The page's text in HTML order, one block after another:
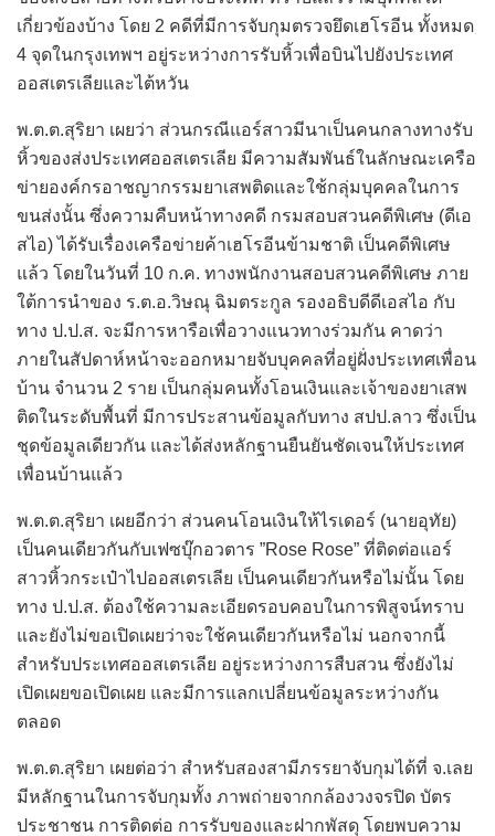
เกี่ยวข้องบ้าง โดย 2 คดีที่มีการจับกุมตรวจยึดเฮโรอีน ทั้งหมด
4 จุดในกรุงเทพฯ อยู่ระหว่างการรับหิ้วเพื่อบินไปยังประเทศ
ออสเตรเลียและไต้หวัน
พ.ต.ต.สุริยา เผยว่า ส่วนกรณีแอร์สาวมีนาเป็นคนกลางทางรับ
หิ้วของส่งประเทศออสเตรเลีย มีความสัมพันธ์ในลักษณะเครือ
ข่ายองค์กรอาชญากรรมยาเสพติดและใช้กลุ่มบุคคลในการ
ขนส่งนั้น ซึ่งความคืบหน้าทางคดี กรมสอบสวนคดีพิเศษ (ดีเอ
สไอ) ได้รับเรื่องเครือข่ายค้าเฮโรอีนข้ามชาติ เป็นคดีพิเศษ
แล้ว โดยในวันที่ 10 ก.ค. ทางพนักงานสอบสวนคดีพิเศษ ภาย
ใต้การนำของ ร.ต.อ.วิษณุ ฉิมตระกูล รองอธิบดีดีเอสไอ กับ
ทาง ป.ป.ส. จะมีการหารือเพื่อวางแนวทางร่วมกัน คาดว่า
ภายในสัปดาห์หน้าจะออกหมายจับบุคคลที่อยู่ฝั่งประเทศเพื่อน
บ้าน จำนวน 2 ราย เป็นกลุ่มคนทั้งโอนเงินและเจ้าของยาเสพ
ติดในระดับพื้นที่ มีการประสานข้อมูลกับทาง สปป.ลาว ซึ่งเป็น
ชุดข้อมูลเดียวกัน และได้ส่งหลักฐานยืนยันชัดเจนให้ประเทศ
เพื่อนบ้านแล้ว
พ.ต.ต.สุริยา เผยอีกว่า ส่วนคนโอนเงินให้ไรเดอร์ (นายอุทัย)
เป็นคนเดียวกันกับเฟซบุ๊กอวตาร ”Rose Rose” ที่ติดต่อแอร์
สาวหิ้วกระเป๋าไปออสเตรเลีย เป็นคนเดียวกันหรือไม่นั้น โดย
ทาง ป.ป.ส. ต้องใช้ความละเอียดรอบคอบในการพิสูจน์ทราบ
และยังไม่ขอเปิดเผยว่าจะใช้คนเดียวกันหรือไม่ นอกจากนี้
สำหรับประเทศออสเตรเลีย อยู่ระหว่างการสืบสวน ซึ่งยังไม่
เปิดเผยขอเปิดเผย และมีการแลกเปลี่ยนข้อมูลระหว่างกัน
ตลอด
พ.ต.ต.สุริยา เผยต่อว่า สำหรับสองสามีภรรยาจับกุมได้ที่ จ.เลย
มีหลักฐานในการจับกุมทั้ง ภาพถ่ายจากกล้องวงจรปิด บัตร
ประชาชน การติดต่อ การรับของและฝากพัสดุ โดยพบความ